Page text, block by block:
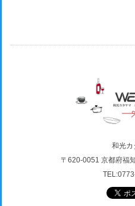
和光カ
〒620-0051 京都府福